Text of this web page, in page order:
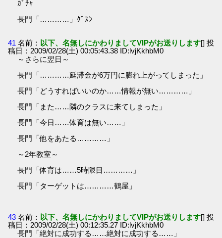
ｶﾞﾁｬ
長門「…………」ｸﾞｽﾝ
41 名前： 以下、名無しにかわりましてVIPがお送りします[] 投
稿日：2009/02/28(土) 00:05:43.38 ID:lvjKkhbM0
～さらに翌日～
長門「…………延滞金が6万円に膨れ上がってしまった」
長門「どうすればいいのか……情報が無い…………」
長門「また……隣のクラスに来てしまった」
長門「今日……体育は無い……」
長門「他をあたる…………」
～2年教室～
長門「体育は……5時限目…………」
長門「ターゲットは…………鶴屋」
43 名前： 以下、名無しにかわりましてVIPがお送りします[] 投
稿日：2009/02/28(土) 00:12:35.27 ID:lvjKkhbM0
長門「絶対に成功する……絶対に成功する……」